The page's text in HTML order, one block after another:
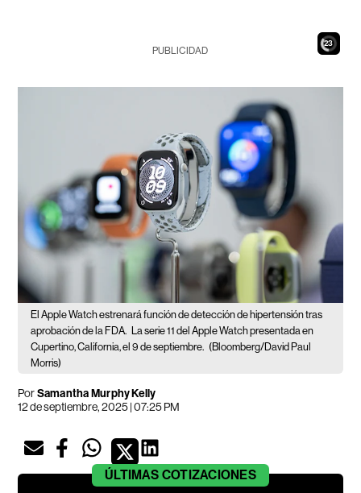
21
PUBLICIDAD
El Apple Watch estrenará función de detección de hipertensión tras
aprobación de la FDA. La serie 11 del Apple Watch presentada en
Cupertino, California, el 9 de septiembre. (Bloomberg/David Paul
Morris)
PorSamantha Murphy Kelly
12 de septiembre, 2025 | 07:25 PM
ÚLTIMAS COTIZACIONES